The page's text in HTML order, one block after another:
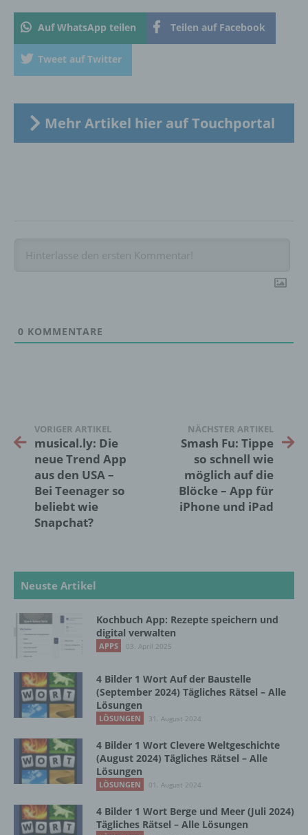
Auf WhatsApp teilen Teilen auf Facebook
Tweet auf Twitter
Mehr Artikel hier auf Touchportal
0 KOMMENTARE
VORIGER ARTIKEL
musical.ly: Die
neue Trend App
aus den USA –
Bei Teenager so
beliebt wie
Snapchat?
NÄCHSTER ARTIKEL
Smash Fu: Tippe
so schnell wie
möglich auf die
Blöcke – App für
iPhone und iPad
Neuste Artikel
Kochbuch App: Rezepte speichern und
digital verwalten
APPS 03. April 2025
4 Bilder 1 Wort Auf der Baustelle
(September 2024) Tägliches Rätsel – Alle
Lösungen
LÖSUNGEN 31. August 2024
4 Bilder 1 Wort Clevere Weltgeschichte
(August 2024) Tägliches Rätsel – Alle
Lösungen
LÖSUNGEN 01. August 2024
4 Bilder 1 Wort Berge und Meer (Juli 2024)
Tägliches Rätsel – Alle Lösungen
Verbreitung oder eine andere Form der
Bereitstellung, den Abgleich oder die
Löschen oder die Vernichtung.
d) Einschränkung der Verarbeitung
Einschränkung der Verarbeitung ist die
Profiling ist jede Art der automatisierten
zu bewerten, insbesondere, um Aspekte
f) Pseudonymisierung
Pseudonymisierung ist die Verarbeitung
personenbezogener Daten in einer Weise,
auf welche die personenbezogenen Daten
können, sofern diese zusätzlichen
Maßnahmen unterliegen, die gewährleisten,
dass die personenbezogenen Daten nicht
einer identifizierten oder identifizierbaren
g) Verantwortlicher oder für die Verarbeitung
Verantwortlicher
Verantwortlicher oder für die Verarbeitung
Verantwortlicher ist die natürliche oder
juristische Person, Behörde, Einrichtung
gemeinsam mit anderen über die Zwecke
und Mittel der Verarbeitung von